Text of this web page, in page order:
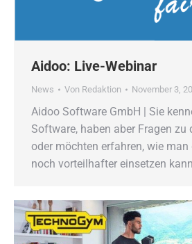
Aidoo: Live-Webinar
News Von Redaktion November 3,
Aidoo Software GmbH | Sie
Software, haben aber Fragen zu
oder möchten erfahren, wie
noch vorteilhafter einsetzen